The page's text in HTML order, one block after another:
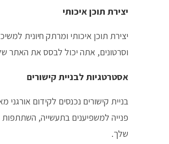
יצירת תוכן איכותי
יצירת תוכן איכותי ומרתק חיונית
וסרטונים, אתה יכול לבסס את האתר
אסטרטגיות לבניית קישורים
בניית קישורים נכנסים לקידום אורגני
פנייה למשפיענים בתעשייה,
שלך.